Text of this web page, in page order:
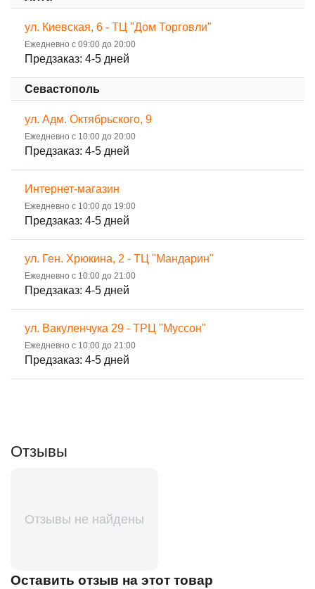
ул. Киевская, 6 - ТЦ "Дом Торговли"
Ежедневно с 09:00 до 20:00
Предзаказ: 4-5 дней
Севастополь
ул. Адм. Октябрьского, 9
Ежедневно с 10:00 до 20:00
Предзаказ: 4-5 дней
Интернет-магазин
Ежедневно с 10:00 до 19:00
Предзаказ: 4-5 дней
ул. Ген. Хрюкина, 2 - ТЦ "Мандарин"
Ежедневно с 10:00 до 21:00
Предзаказ: 4-5 дней
ул. Вакуленчука 29 - ТРЦ "Муссон"
Ежедневно с 10:00 до 21:00
Предзаказ: 4-5 дней
Отзывы
Отзывы не найдены
Оставить отзыв на этот товар